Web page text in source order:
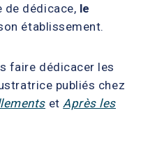
de dédicace, le
établissement.
faire dédicacer les
publiés chez
etAprès les